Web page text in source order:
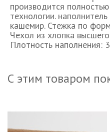
производится
технологии.
кашемир. Стежка по
Чехол из хлопка
Плотность наполнения:
С этим товаром